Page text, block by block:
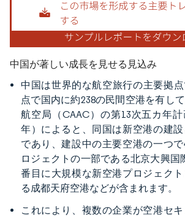
中国が著しい成長を見せる見込み
中国は世界的な航空旅行の主要拠
点で国内に約238の民間空港を有し
航空局（CAAC）の第13次五カ年計
年）によると、同国は新空港の建
であり、建設中の主要空港の一つ
ロジェクトの一部である北京大興国
番目に大規模な新空港プロジェク
る成都天府空港などが含まれます。
これにより、複数の企業が空港セ